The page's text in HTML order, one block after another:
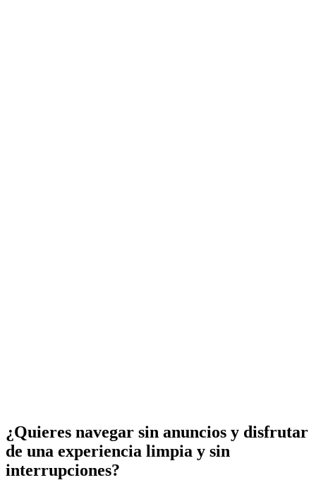
¿Quieres navegar sin anuncios y disfrutar
de una experiencia limpia y sin
interrupciones?